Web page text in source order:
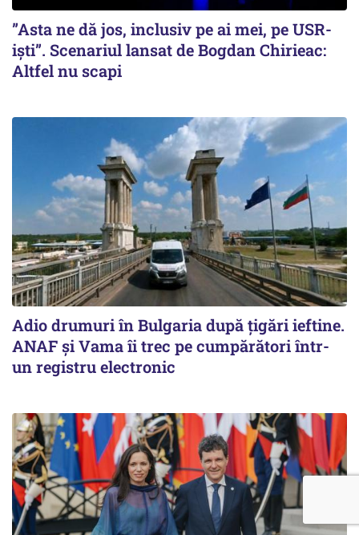
”Asta ne dă jos, inclusiv pe ai mei, pe USR-
iști”. Scenariul lansat de Bogdan Chirieac:
Altfel nu scapi
Adio drumuri în Bulgaria după țigări ieftine.
ANAF și Vama îi trec pe cumpărători într-
un registru electronic